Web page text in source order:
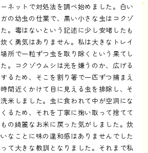
ネットで対処法を調べ始めました。白い
の幼虫の仕業で、黒い小さな虫はコクゾ
。毒はないという記述に少し安堵したも
く勇気はありません。私は大きなトレイ
所で一粒ずつ虫を取り除くという果てし
。コクゾウムシは光を嫌うのか、広げる
るため、そこを割り箸で一匹ずつ捕まえ
間近くかけて目に見える虫を排除し、そ
米しました。虫に食われて中が空洞にな
るため、それを丁寧に掬い取って捨てて
の綺麗なお米に戻った気がしました。炊
なことに味の違和感はありませんでした
て大きな教訓となりました。それまで私